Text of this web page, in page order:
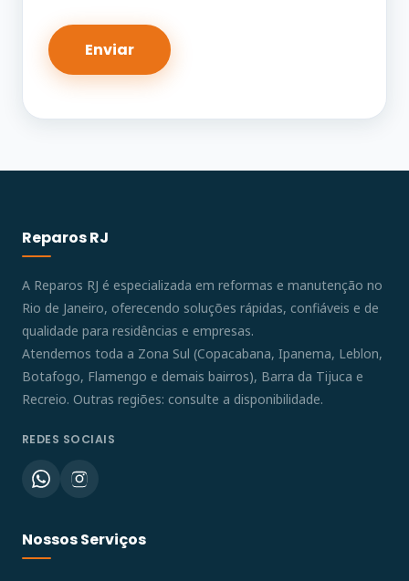
Reparos RJ
A Reparos RJ é especializada em reformas e manutenção no
Rio de Janeiro, oferecendo soluções rápidas, confiáveis e de
qualidade para residências e empresas.
Atendemos toda a Zona Sul (Copacabana, Ipanema, Leblon,
Botafogo, Flamengo e demais bairros), Barra da Tijuca e
Recreio. Outras regiões: consulte a disponibilidade.
REDES SOCIAIS
Nossos Serviços